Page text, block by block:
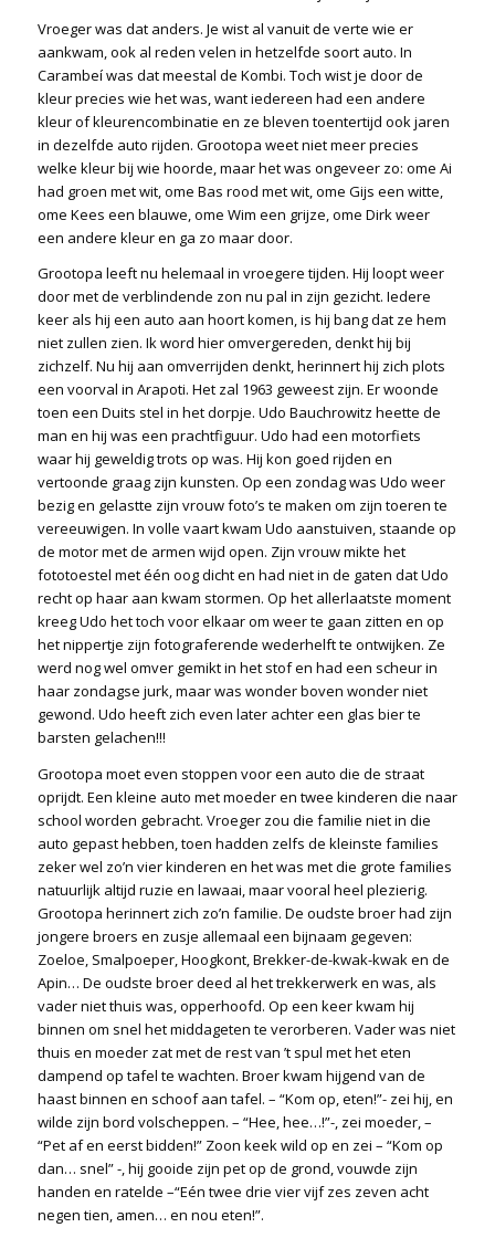
Vroeger was dat anders. Je wist al vanuit de verte wie er
aankwam, ook al reden velen in hetzelfde soort auto. In
Carambeí was dat meestal de Kombi. Toch wist je door de
kleur precies wie het was, want iedereen had een andere
kleur of kleurencombinatie en ze bleven toentertijd ook jaren
in dezelfde auto rijden. Grootopa weet niet meer precies
welke kleur bij wie hoorde, maar het was ongeveer zo: ome Ai
had groen met wit, ome Bas rood met wit, ome Gijs een witte,
ome Kees een blauwe, ome Wim een grijze, ome Dirk weer
een andere kleur en ga zo maar door.
Grootopa leeft nu helemaal in vroegere tijden. Hij loopt weer
door met de verblindende zon nu pal in zijn gezicht. Iedere
keer als hij een auto aan hoort komen, is hij bang dat ze hem
niet zullen zien. Ik word hier omvergereden, denkt hij bij
zichzelf. Nu hij aan omverrijden denkt, herinnert hij zich plots
een voorval in Arapoti. Het zal 1963 geweest zijn. Er woonde
toen een Duits stel in het dorpje. Udo Bauchrowitz heette de
man en hij was een prachtfiguur. Udo had een motorfiets
waar hij geweldig trots op was. Hij kon goed rijden en
vertoonde graag zijn kunsten. Op een zondag was Udo weer
bezig en gelastte zijn vrouw foto’s te maken om zijn toeren te
vereeuwigen. In volle vaart kwam Udo aanstuiven, staande op
de motor met de armen wijd open. Zijn vrouw mikte het
fototoestel met één oog dicht en had niet in de gaten dat Udo
recht op haar aan kwam stormen. Op het allerlaatste moment
kreeg Udo het toch voor elkaar om weer te gaan zitten en op
het nippertje zijn fotograferende wederhelft te ontwijken. Ze
werd nog wel omver gemikt in het stof en had een scheur in
haar zondagse jurk, maar was wonder boven wonder niet
gewond. Udo heeft zich even later achter een glas bier te
barsten gelachen!!!
Grootopa moet even stoppen voor een auto die de straat
oprijdt. Een kleine auto met moeder en twee kinderen die naar
school worden gebracht. Vroeger zou die familie niet in die
auto gepast hebben, toen hadden zelfs de kleinste families
zeker wel zo’n vier kinderen en het was met die grote families
natuurlijk altijd ruzie en lawaai, maar vooral heel plezierig.
Grootopa herinnert zich zo’n familie. De oudste broer had zijn
jongere broers en zusje allemaal een bijnaam gegeven:
Zoeloe, Smalpoeper, Hoogkont, Brekker-de-kwak-kwak en de
Apin… De oudste broer deed al het trekkerwerk en was, als
vader niet thuis was, opperhoofd. Op een keer kwam hij
binnen om snel het middageten te verorberen. Vader was niet
thuis en moeder zat met de rest van ’t spul met het eten
dampend op tafel te wachten. Broer kwam hijgend van de
haast binnen en schoof aan tafel. – “Kom op, eten!”- zei hij, en
wilde zijn bord volscheppen. – “Hee, hee…!”-, zei moeder, –
“Pet af en eerst bidden!” Zoon keek wild op en zei – “Kom op
dan… snel” -, hij gooide zijn pet op de grond, vouwde zijn
handen en ratelde –“Eén twee drie vier vijf zes zeven acht
negen tien, amen… en nou eten!”.